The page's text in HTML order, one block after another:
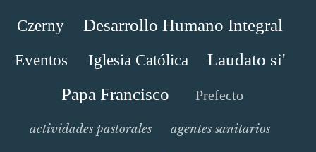
Czerny Desarrollo Humano Integral
Eventos Iglesia Católica
Laudato si'
Papa Francisco
Prefecto
actividades pastorales agentes sanitarios